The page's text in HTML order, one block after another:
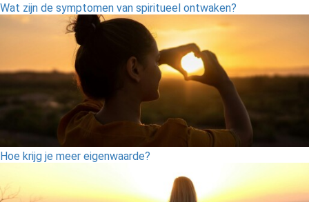
Wat zijn de symptomen van spiritueel ontwaken?
Hoe krijg je meer eigenwaarde?